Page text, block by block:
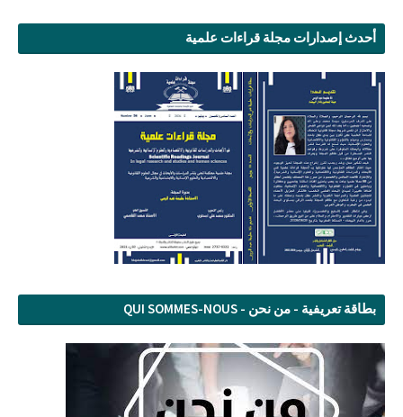
أحدث إصدارات مجلة قراءات علمية
بطاقة تعريفية - من نحن - QUI SOMMES-NOUS